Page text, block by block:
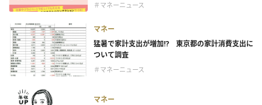
＃マネーニュース
マネー
猛暑で家計支出が増加⁉ 東京都の家計消費支出に
ついて調査
＃マネーニュース
マネー